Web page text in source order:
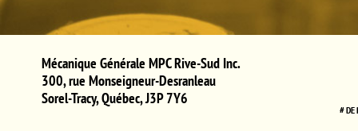
Mécanique Générale MPC Rive-Sud Inc.
300, rue Monseigneur-Desranleau
Sorel-Tracy,Québec,J3P 7Y6
# DE